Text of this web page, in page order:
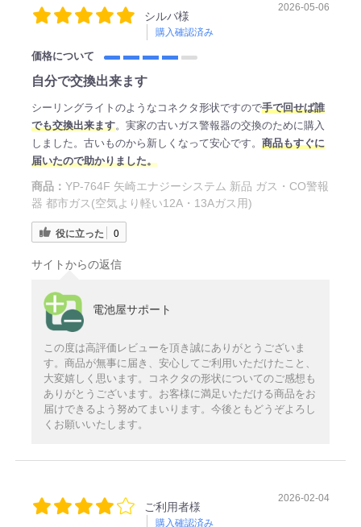
シルバ様
購入確認済み
2026-05-06
価格について
自分で交換出来ます
シーリングライトのようなコネクタ形状ですので手で回せば誰
でも交換出来ます。実家の古いガス警報器の交換のために購入
しました。古いものから新しくなって安心です。 商品もすぐに
届いたので助かりました。
商品： YP-764F 矢崎エナジーシステム 新品 ガス・CO警報
器 都市ガス(空気より軽い12A・13Aガス用)
役に立った 0
サイトからの返信
電池屋サポート
この度は高評価レビューを頂き誠にありがとうございま
す。商品が無事に届き、安心してご利用いただけたこと、
大変嬉しく思います。コネクタの形状についてのご感想も
ありがとうございます。お客様に満足いただける商品をお
届けできるよう努めてまいります。今後ともどうぞよろし
くお願いいたします。
ご利用者様
購入確認済み
2026-02-04